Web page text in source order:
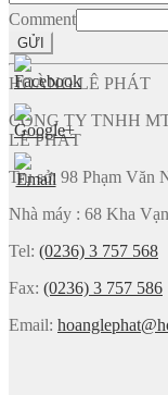
Comment
GỬI
HOÀNG LÊ PHÁT
CÔNG TY TNHH
LÊ PHÁT
Trụ sở: 98 Phạm Văn
Nhà máy : 68 Kha
Tel: (0236) 3 757 568
Fax: (0236) 3 757 586
Email: